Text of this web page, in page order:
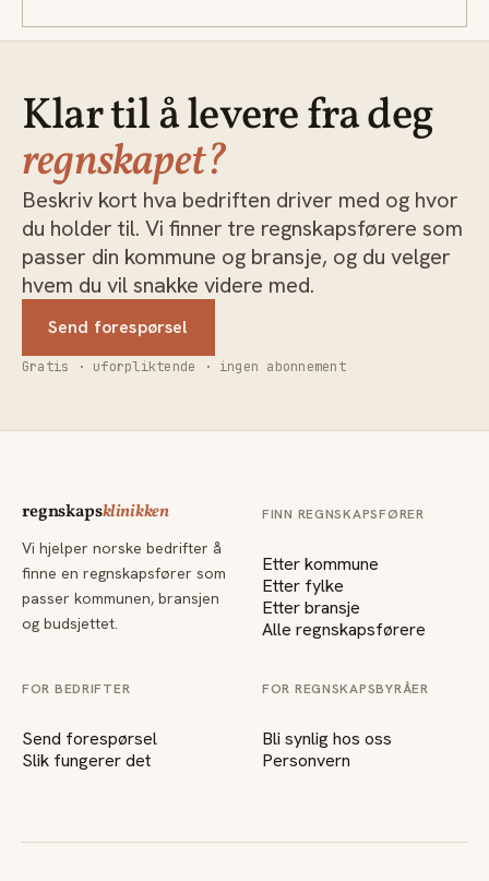
Klar til å levere fra deg
regnskapet?
Beskriv kort hva bedriften driver med og hvor
du holder til. Vi finner tre regnskapsførere som
passer din kommune og bransje, og du velger
hvem du vil snakke videre med.
Send forespørsel
Gratis · uforpliktende · ingen abonnement
regnskapsklinikken
Vi hjelper norske bedrifter å
finne en regnskapsfører som
passer kommunen, bransjen
og budsjettet.
FINN REGNSKAPSFØRER
Etter kommune
Etter fylke
Etter bransje
Alle regnskapsførere
FOR BEDRIFTER
Send forespørsel
Slik fungerer det
FOR REGNSKAPSBYRÅER
Bli synlig hos oss
Personvern